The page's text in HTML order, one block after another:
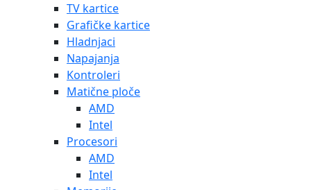
TV kartice
Grafičke kartice
Hladnjaci
Napajanja
Kontroleri
Matične ploče
AMD
Intel
Procesori
AMD
Intel